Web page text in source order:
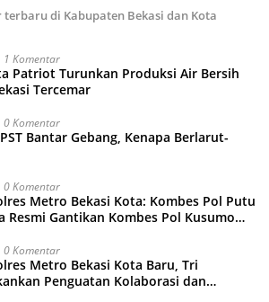
di Kabupaten Bekasi dan Kota
1 Komentar
Patriot Turunkan Produksi Air Bersih
Tercemar
0 Komentar
Bantar Gebang, Kenapa Berlarut-
0 Komentar
Metro Bekasi Kota: Kombes Pol Putu
Resmi Gantikan Kombes Pol Kusumo
0 Komentar
Metro Bekasi Kota Baru, Tri
Penguatan Kolaborasi dan